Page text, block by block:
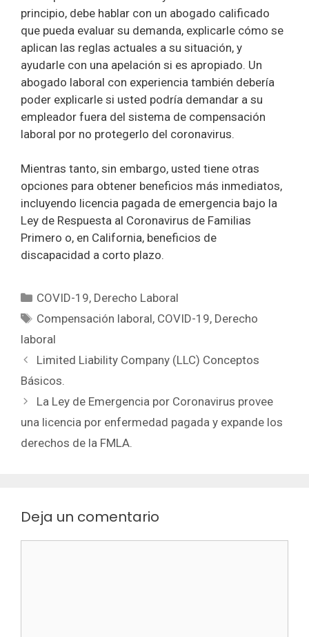
principio, debe hablar con un abogado calificado
que pueda evaluar su demanda, explicarle cómo se
aplican las reglas actuales a su situación, y
ayudarle con una apelación si es apropiado. Un
abogado laboral con experiencia también debería
poder explicarle si usted podría demandar a su
empleador fuera del sistema de compensación
laboral por no protegerlo del coronavirus.
Mientras tanto, sin embargo, usted tiene otras
opciones para obtener beneficios más inmediatos,
incluyendo licencia pagada de emergencia bajo la
Ley de Respuesta al Coronavirus de Familias
Primero o, en California, beneficios de
discapacidad a corto plazo.
Categorías
COVID-19, Derecho Laboral
Etiquetas
Compensación laboral, COVID-19, Derecho
laboral
Limited Liability Company (LLC) Conceptos
Básicos.
La Ley de Emergencia por Coronavirus provee
una licencia por enfermedad pagada y expande los
derechos de la FMLA.
Deja un comentario